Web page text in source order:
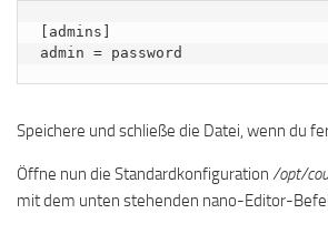
[admins]
admin = password
Speichere und schließe die Datei, wenn du
Öffne nun die Standardkonfiguration /opt/
mit dem unten stehenden nano-Editor-